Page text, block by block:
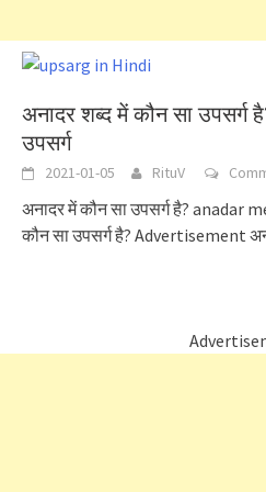
अनादर शब्द में कौन सा उपसर्ग
उपसर्ग
2021-01-05 RituV
अनादर में कौन सा उपसर्ग है? anadar
कौन सा उपसर्ग है? Advertisement